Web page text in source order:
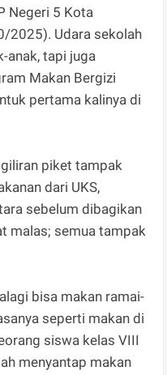
Negeri 5 Kota
2025). Udara sekolah
anak, tapi juga
Makan Bergizi
pertama kalinya di
piket tampak
dari UKS,
sebelum dibagikan
malas; semua tampak
bisa makan ramai-
seperti makan di
siswa kelas VIII
menyantap makan